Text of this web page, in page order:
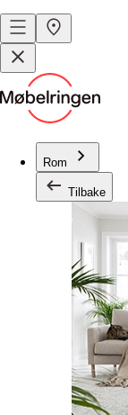
Rom
Tilbake